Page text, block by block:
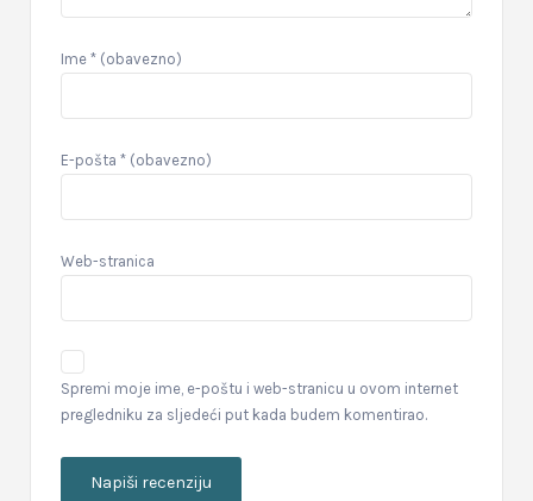
Ime * (obavezno)
E-pošta * (obavezno)
Web-stranica
Spremi moje ime, e-poštu i web-stranicu u ovom internet
pregledniku za sljedeći put kada budem komentirao.